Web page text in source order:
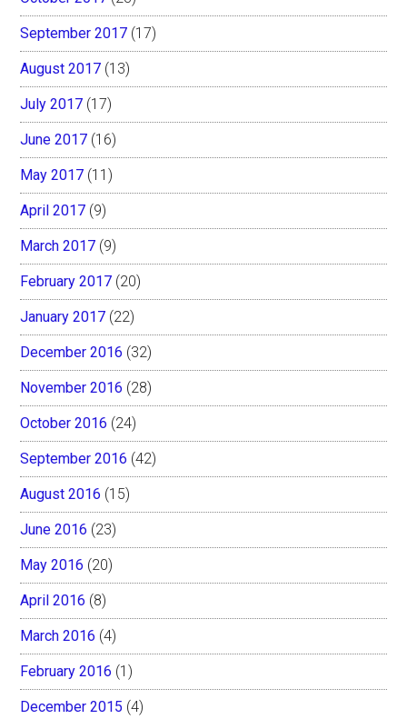
September 2017 (17)
August 2017 (13)
July 2017 (17)
June 2017 (16)
May 2017 (11)
April 2017 (9)
March 2017 (9)
February 2017 (20)
January 2017 (22)
December 2016 (32)
November 2016 (28)
October 2016 (24)
September 2016 (42)
August 2016 (15)
June 2016 (23)
May 2016 (20)
April 2016 (8)
March 2016 (4)
February 2016 (1)
December 2015 (4)